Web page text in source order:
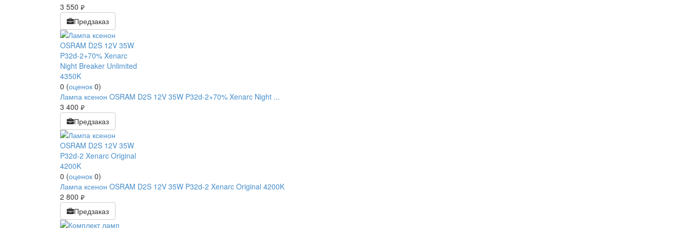
3 550 руб.
Предзаказ
0 (оценок 0)
Лампа ксенон OSRAM D2S 12V 35W P32d-2+70% Xenarc Night ...
3 400 руб.
Предзаказ
0 (оценок 0)
Лампа ксенон OSRAM D2S 12V 35W P32d-2 Xenarc Original 4200K
2 800 руб.
Предзаказ